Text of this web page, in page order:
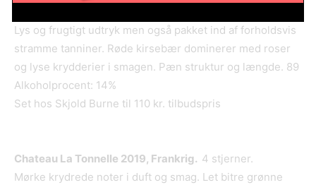
Lys og frugtigt udtryk men også pakket ind af forholdsvis
stramme tanniner. Røde kirsebær dominerer med roser
og lyse krydderier i smagen. Pæn struktur og længde. 89
Alkoholprocent: 14%
Set hos Skjold Burne til 110 kr. tilbudspris
Chateau La Tonnelle 2019, Frankrig. 4 stjerner.
Mørke krydrede noter i duft og smag. Let bitre grønne